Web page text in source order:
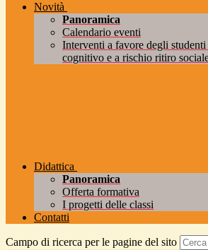
Novità
Panoramica
Calendario eventi
Interventi a favore degli
cognitivo e a rischio ritiro
Didattica
Panoramica
Offerta formativa
I progetti delle classi
Contatti
Campo di ricerca per le pagine del sito